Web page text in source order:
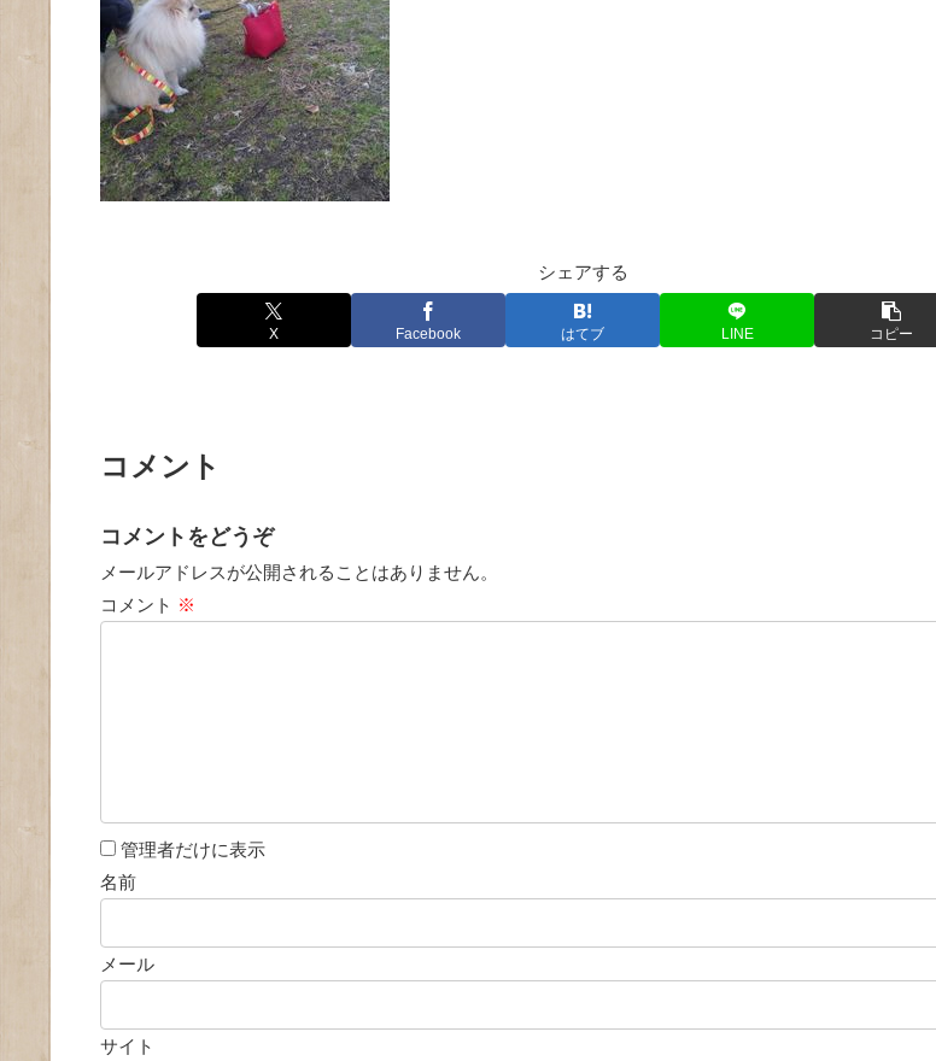
シェアする
X Facebook はてブ LINE コピー
コメント
コメントをどうぞ
メールアドレスが公開されることはありません。
コメント ※
管理者だけに表示
名前
メール
サイト